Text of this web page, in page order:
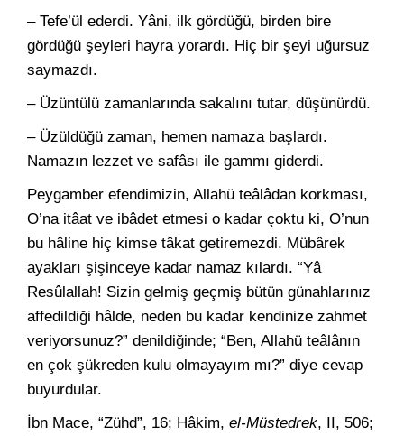
– Tefe’ül ederdi. Yâni, ilk gördüğü, birden bire
gördüğü şeyleri hayra yorardı. Hiç bir şeyi uğursuz
saymazdı.
– Üzüntülü zamanlarında sakalını tutar, düşünürdü.
– Üzüldüğü zaman, hemen namaza başlardı.
Namazın lezzet ve safâsı ile gammı giderdi.
Peygamber efendimizin, Allahü teâlâdan korkması,
O’na itâat ve ibâdet etmesi o kadar çoktu ki, O’nun
bu hâline hiç kimse tâkat getiremezdi. Mübârek
ayakları şişinceye kadar namaz kılardı. “Yâ
Resûlallah! Sizin gelmiş geçmiş bütün günahlarınız
affedildiği hâlde, neden bu kadar kendinize zahmet
veriyorsunuz?” denildiğinde; “Ben, Allahü teâlânın
en çok şükreden kulu olmayayım mı?” diye cevap
buyurdular.
İbn Mace, “Zühd”, 16; Hâkim, el-Müstedrek, II, 506;